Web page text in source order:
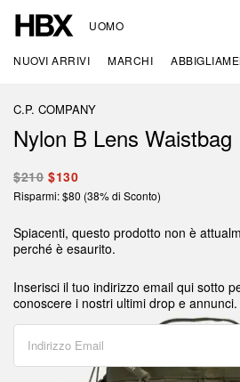
UOMO
NUOVI ARRIVI MARCHI
C.P. COMPANY
Nylon B Lens Waistbag
$210 $130
Risparmi: $80 (38% di Sconto)
Spiacenti, questo prodotto non è
perché è esaurito.
Inserisci il tuo indirizzo email qui sotto
conoscere i nostri ultimi drop e annunci.